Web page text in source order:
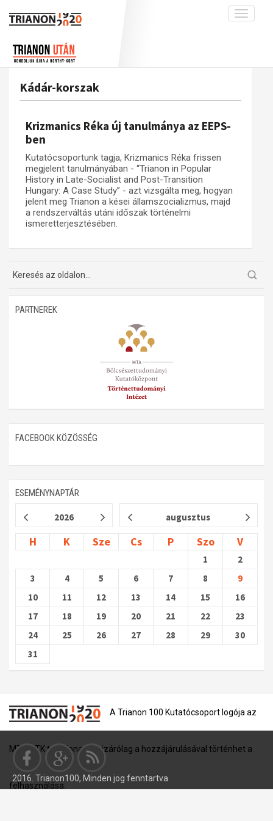
Toggle
interpretációk
A békerendszer megszilárdulása
Galéria
Adatbázis
Emlékművek (feltöltés alatt)
Menekültek
Visszhang
Publikációk
Kapcsolat
Dokumentumok
Kádár-korszak
Krizmanics Réka új tanulmánya az EEPS-
ben
Kutatócsoportunk tagja, Krizmanics Réka frissen
megjelent tanulmányában - “Trianon in Popular
History in Late-Socialist and Post-Transition
Hungary: A Case Study” - azt vizsgálta meg, hogyan
jelent meg Trianon a kései államszocializmus, majd
a rendszerváltás utáni időszak történelmi
ismeretterjesztésében.
PARTNEREK
FACEBOOK KÖZÖSSÉG
ESEMÉNYNAPTÁR
2026 augusztus
H K Sze Cs P Szo V
1
2
3
4 5 6 7 8
9
10
11 12 13 14 15
16
17
18 19 20 21 22
23
24
25 26 27 28 29
30
31
A Trianon 100 Kutatócsoport logója az
MTA BTK tulajdona, és kizárólag a hozzájárulásával történhet a
felhasználása.
2016. Trianon100, Minden jog fenntartva